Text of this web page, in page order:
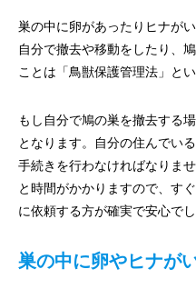
巣の中に卵があったりヒナが
自分で撤去や移動をしたり、
ことは「鳥獣保護管理法」と
もし自分で鳩の巣を撤去する
となります。自分の住んでい
手続きを行わなければなりま
と時間がかかりますので、す
に依頼する方が確実で安心でし
巣の中に卵やヒナが